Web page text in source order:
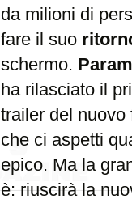
da milioni di
fare il suo
schermo.
ha rilasciato il
trailer del nuovo
che ci aspetti
epico. Ma la
è: riuscirà la